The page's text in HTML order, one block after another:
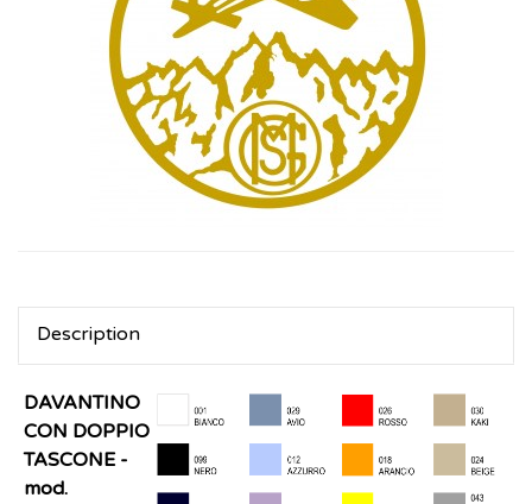
Description
DAVANTINO
CON DOPPIO
TASCONE -
mod.